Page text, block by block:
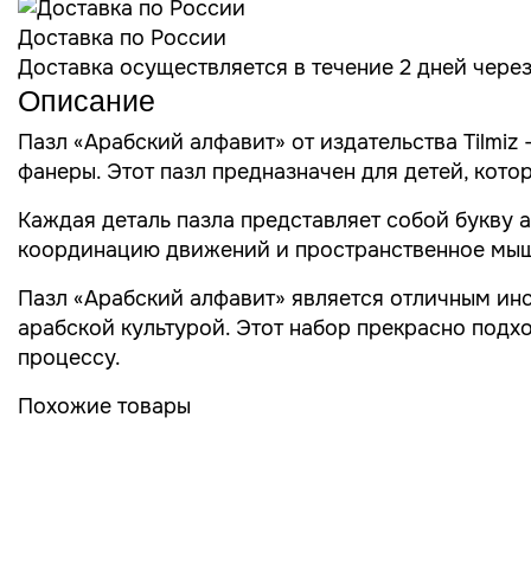
Доставка по России
Доставка осуществляется в течение 2 дней
Описание
Пазл «Арабский алфавит» от издательства
фанеры. Этот пазл предназначен для детей,
Каждая деталь пазла представляет собой
координацию движений и пространственное
Пазл «Арабский алфавит» является отличным
арабской культурой. Этот набор прекрасно
процессу.
Похожие товары